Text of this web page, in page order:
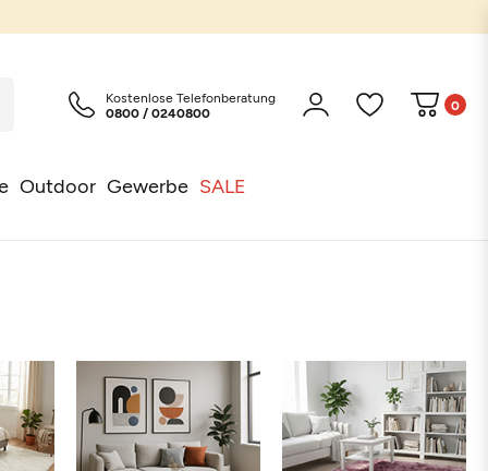
Outdoor Gewerbe SALE
Kostenlose Telefonberatung
0800 / 0240800
0